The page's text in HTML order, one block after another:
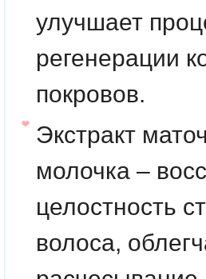
улучшает
регенерации
покровов.
Экстракт
молочка –
целостность
волоса,